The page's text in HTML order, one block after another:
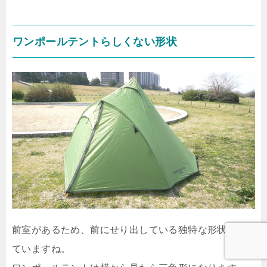
ワンポールテントらしくない形状
前室があるため、前にせり出している独特な形状をし
ていますね。